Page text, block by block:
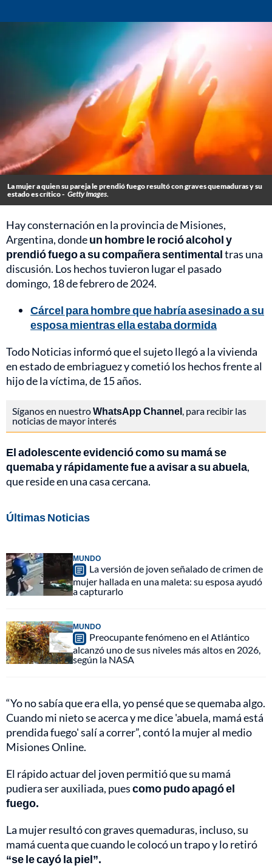
La mujer a quien su pareja le prendió fuego resultó con graves quemaduras y su
estado es crítico - Getty Images.
Hay consternación en la provincia de Misiones,
Argentina, dondeun hombre le roció alcohol y
prendió fuego a su compañera sentimentaltras una
discusión. Los hechos tuvieron lugar el pasado
domingo, 18 de febrero de 2024.
Cárcel para hombre que habría asesinado a su
esposa mientras ella estaba dormida
Todo Noticias informó que el sujeto llegó a la vivienda
en estado de embriaguez y cometió los hechos frente al
hijo de la víctima, de 15 años.
Síganos en nuestroWhatsApp Channel, para recibir las
noticias de mayor interés
El adolescente evidenció como su mamá se
quemaba y rápidamente fue a avisar a su abuela,
que reside en una casa cercana.
Últimas Noticias
MUNDO
La versión de joven señalado de crimen de
mujer hallada en una maleta: su esposa ayudó
a capturarlo
MUNDO
Preocupante fenómeno en el Atlántico
alcanzó uno de sus niveles más altos en 2026,
según la NASA
“Yo no sabía que era ella, yo pensé que se quemaba algo.
Cuando mi nieto se acerca y me dice 'abuela, mamá está
prendida fuego' salí a correr”, contó la mujer al medio
Misiones Online.
El rápido actuar del joven permitió que su mamá
pudiera ser auxiliada, puescomo pudo apagó el
fuego.
La mujer resultó con graves quemaduras, incluso, su
mamá cuenta que cuando le colocó un trapo y lo retiró
“se le cayó la piel”.